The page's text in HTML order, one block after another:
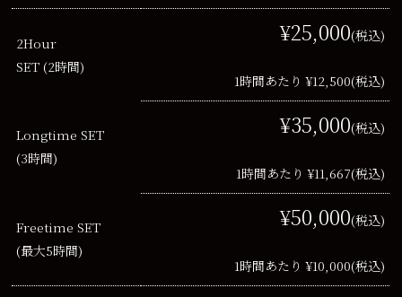
2Hour
SET (2時間)
¥25,000(税込)
1時間あたり ¥12,500(税込)
Longtime SET
(3時間)
¥35,000(税込)
1時間あたり ¥11,667(税込)
Freetime SET
(最大5時間)
¥50,000(税込)
1時間あたり ¥10,000(税込)